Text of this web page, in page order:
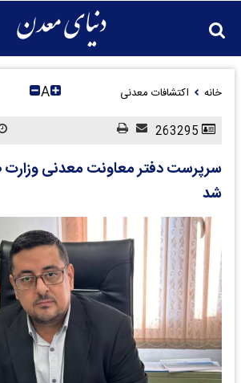
خانه اکتشافات معدنی A
سرپرست دفتر معاونت معدنی
شد